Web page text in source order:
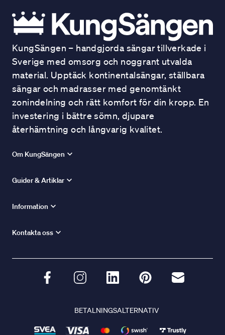
KungSängen – handgjorda sängar tillverkade i
Sverige med omsorg och noggrant utvalda
material. Upptäck kontinentalsängar, ställbara
sängar och madrasser med genomtänkt
zonindelning och rätt komfort för din kropp. En
investering i bättre sömn, djupare
återhämtning och långvarig kvalitet.
Om KungSängen
Guider & Artiklar
Information
Kontakta oss
BETALNINGSALTERNATIV